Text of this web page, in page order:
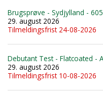
Brugsprøve - Sydjylland -
29. august 2026
Tilmeldingsfrist 24-08-2026
Debutant Test - Flatcoated -
29. august 2026
Tilmeldingsfrist 10-08-2026